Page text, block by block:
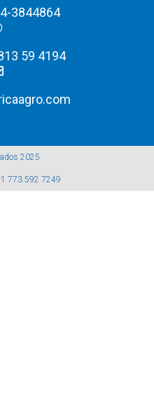
3844864
59 4194
2025
773 592 7249